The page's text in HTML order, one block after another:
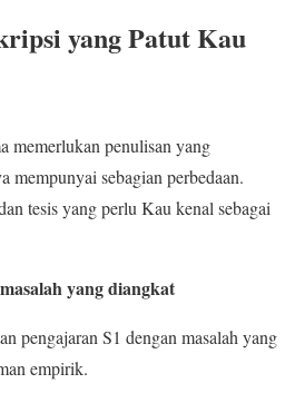
yang Patut Kau
memerlukan penulisan yang
mempunyai sebagian perbedaan.
tesis yang perlu Kau kenal sebagai
yang diangkat
pengajaran S1 dengan masalah yang
empirik.